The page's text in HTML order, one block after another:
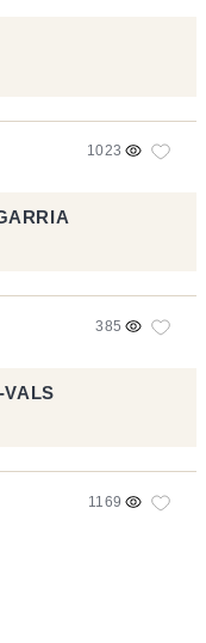
1023
385
VALS
1169